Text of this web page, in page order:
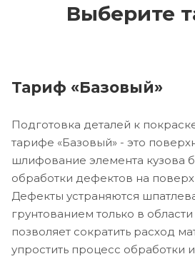
Выберите
Тариф «Базовый»
Подготовка деталей к
тарифе «Базовый» - это
шлифование элемента кузова
обработки дефектов на
Дефекты устраняются
грунтованием только в
позволяет сократить расход
упростить процесс обработки